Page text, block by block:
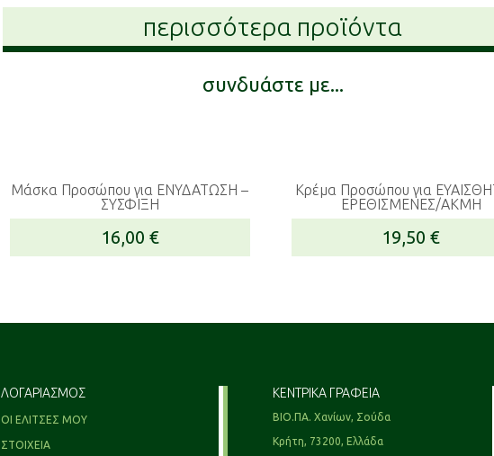
περισσότερα προϊόντα
συνδυάστε με...
Μάσκα Προσώπου για ΕΝΥΔΑΤΩΣΗ –
ΣYΣΦIΞΗ
16,00 €
Κρέμα Προσώπου για
ΕΡΕΘΙΣΜΕΝΕΣ/ΑΚΜΗ
19,50€
ΛΟΓΑΡΙΑΣΜΟΣ
ΟΙ ΕΛΙΤΣΕΣ ΜΟΥ
ΣΤΟΙΧΕΙΑ
ΚΕΝΤΡΙΚΑ ΓΡΑΦΕΙΑ
ΒΙΟ.ΠΑ. Χανίων, Σούδα
Κρήτη, 73200, Ελλάδα